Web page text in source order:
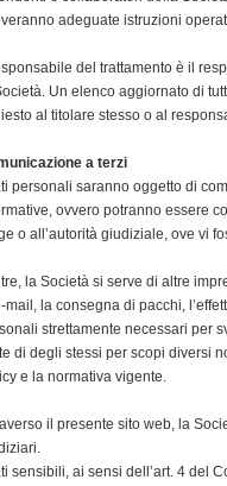
adeguate istruzioni
del trattamento è il
Un elenco aggiornato di
al titolare stesso o al
a terzi
personali saranno oggetto di
ovvero potranno essere
o all’autorità giudiziale, ove vi
la Società si serve di altre
mail, la consegna di pacchi,
strettamente necessari per
di degli stessi per scopi diversi
e la normativa vigente.
il presente sito web, la
sensibili, ai sensi dell’art. 4 del